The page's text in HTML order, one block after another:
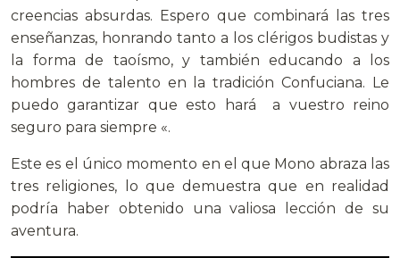
creencias absurdas. Espero que combinará las tres
enseñanzas, honrando tanto a los clérigos budistas y
la forma de taoísmo, y también educando a los
hombres de talento en la tradición Confuciana. Le
puedo garantizar que esto hará a vuestro reino
seguro para siempre «.
Este es el único momento en el que Mono abraza las
tres religiones, lo que demuestra que en realidad
podría haber obtenido una valiosa lección de su
aventura.